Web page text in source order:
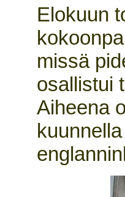
Elokuun
missä
osallistui
Aiheena